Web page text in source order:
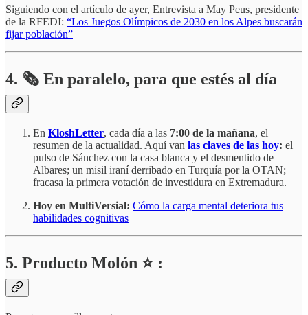
Siguiendo con el artículo de ayer, Entrevista a May Peus, presidente
de la RFEDI: “Los Juegos Olímpicos de 2030 en los Alpes buscarán
fijar población”
4. 🗞️ En paralelo, para que estés al día
En KloshLetter, cada día a las 7:00 de la mañana, el
resumen de la actualidad. Aquí van las claves de las hoy: el
pulso de Sánchez con la casa blanca y el desmentido de
Albares; un misil iraní derribado en Turquía por la OTAN;
fracasa la primera votación de investidura en Extremadura.
Hoy en MultiVersial: Cómo la carga mental deteriora tus
habilidades cognitivas
5. Producto Molón ⭐ :